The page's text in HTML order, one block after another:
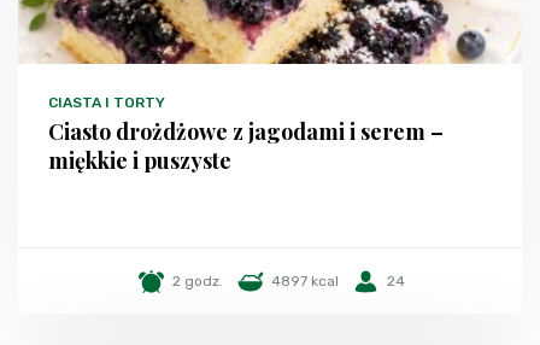
CIASTA I TORTY
Ciasto drożdżowe z jagodami i serem –
miękkie i puszyste
2 godz. 4897 kcal 24